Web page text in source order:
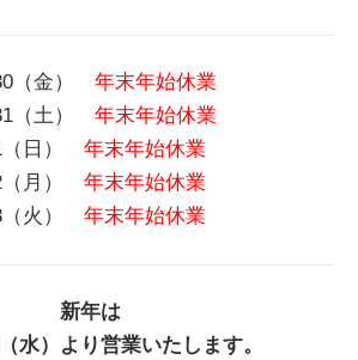
（金） 年末年始休業
（土） 年末年始休業
（日） 年末年始休業
（月） 年末年始休業
（火） 年末年始休業
新年は
水）より営業いたします。